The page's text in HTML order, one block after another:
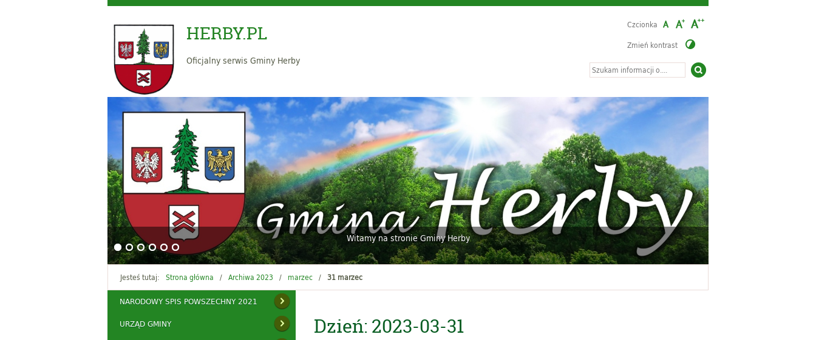
Czcionka
Zmień kontrast
HERBY.PL
Oficjalny serwis Gminy Herby
Witamy na stronie Gminy Herby
Jesteś tutaj: Strona główna Archiwa 2023 marzec 31 marzec
NARODOWY SPIS POWSZECHNY 2021
URZĄD GMINY Dzień: 2023-03-31